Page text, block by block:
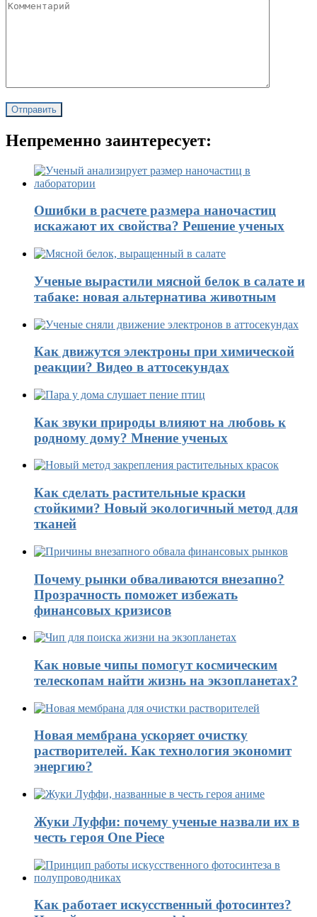
Непременно заинтересует:
Ошибки в расчете размера наночастиц
искажают их свойства? Решение ученых
Ученые вырастили мясной белок в салате и
табаке: новая альтернатива животным
Как движутся электроны при химической
реакции? Видео в аттосекундах
Как звуки природы влияют на любовь к
родному дому? Мнение ученых
Как сделать растительные краски
стойкими? Новый экологичный метод для
тканей
Почему рынки обваливаются внезапно?
Прозрачность поможет избежать
финансовых кризисов
Как новые чипы помогут космическим
телескопам найти жизнь на экзопланетах?
Новая мембрана ускоряет очистку
растворителей. Как технология экономит
энергию?
Жуки Луффи: почему ученые назвали их в
честь героя One Piece
Как работает искусственный фотосинтез?